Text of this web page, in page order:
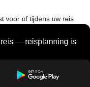
voor of tijdens uw reis
reis — reisplanning is